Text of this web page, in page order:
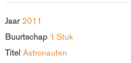
Jaar 2011
Buurtschap 't Stuk
Titel Astronauten